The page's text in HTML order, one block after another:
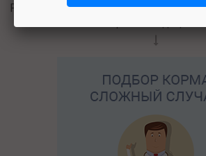
Разберём ваш случай детально,